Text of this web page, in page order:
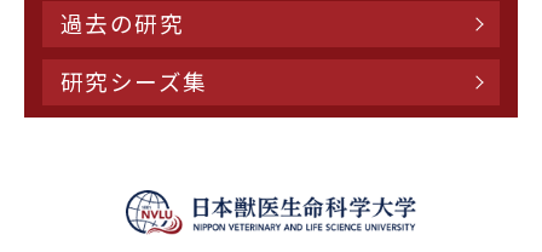
過去の研究
研究シーズ集